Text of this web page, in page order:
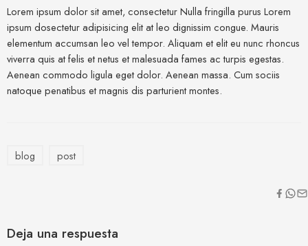
Lorem ipsum dolor sit amet, consectetur Nulla fringilla purus Lorem
ipsum dosectetur adipisicing elit at leo dignissim congue. Mauris
elementum accumsan leo vel tempor. Aliquam et elit eu nunc rhoncus
viverra quis at felis et netus et malesuada fames ac turpis egestas.
Aenean commodo ligula eget dolor. Aenean massa. Cum sociis
natoque penatibus et magnis dis parturient montes.
blog post
Deja una respuesta